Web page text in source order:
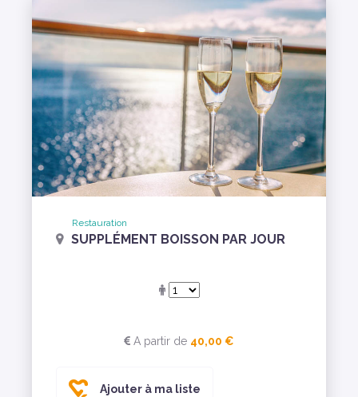
Restauration
SUPPLÉMENT BOISSON PAR JOUR
A partir de 40,00 €
Ajouter à ma liste